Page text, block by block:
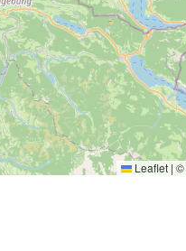
Leaflet | ©